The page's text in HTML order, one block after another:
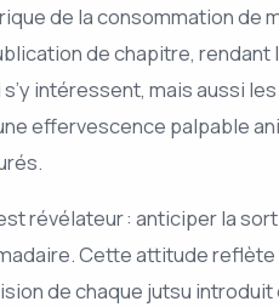
de la consommation de
de chapitre,
intéressent, mais aussi
effervescence palpable
révélateur : anticiper la
Cette attitude
de chaque jutsu introduit